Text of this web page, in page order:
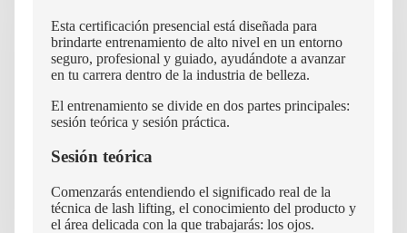
Esta certificación presencial está diseñada para
brindarte entrenamiento de alto nivel en un entorno
seguro, profesional y guiado, ayudándote a avanzar
en tu carrera dentro de la industria de belleza.
El entrenamiento se divide en dos partes principales:
sesión teórica y sesión práctica.
Sesión teórica
Comenzarás entendiendo el significado real de la
técnica de lash lifting, el conocimiento del producto y
el área delicada con la que trabajarás: los ojos.